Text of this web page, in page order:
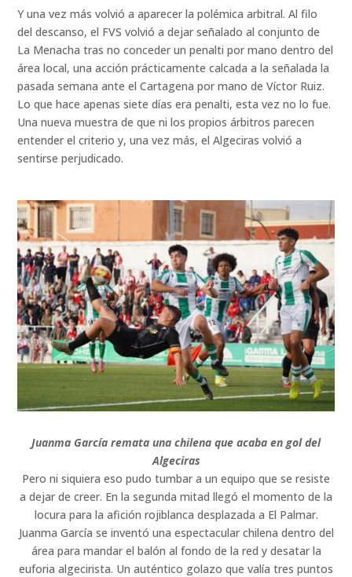
Y una vez más volvió a aparecer la polémica arbitral. Al filo
del descanso, el FVS volvió a dejar señalado al conjunto de
La Menacha tras no conceder un penalti por mano dentro del
área local, una acción prácticamente calcada a la señalada la
pasada semana ante el Cartagena por mano de Víctor Ruiz.
Lo que hace apenas siete días era penalti, esta vez no lo fue.
Una nueva muestra de que ni los propios árbitros parecen
entender el criterio y, una vez más, el Algeciras volvió a
sentirse perjudicado.
Juanma García remata una chilena que acaba en gol del
Algeciras
Pero ni siquiera eso pudo tumbar a un equipo que se resiste
a dejar de creer. En la segunda mitad llegó el momento de la
locura para la afición rojiblanca desplazada a El Palmar.
Juanma García se inventó una espectacular chilena dentro del
área para mandar el balón al fondo de la red y desatar la
euforia algecirista. Un auténtico golazo que valía tres puntos